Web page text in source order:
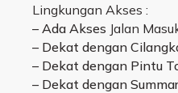
Lingkungan Akses :
– Ada Akses Jalan
– Dekat dengan
– Dekat dengan Pintu
– Dekat dengan